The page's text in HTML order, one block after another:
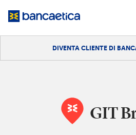
DIVENTA CLIENTE DI
GIT